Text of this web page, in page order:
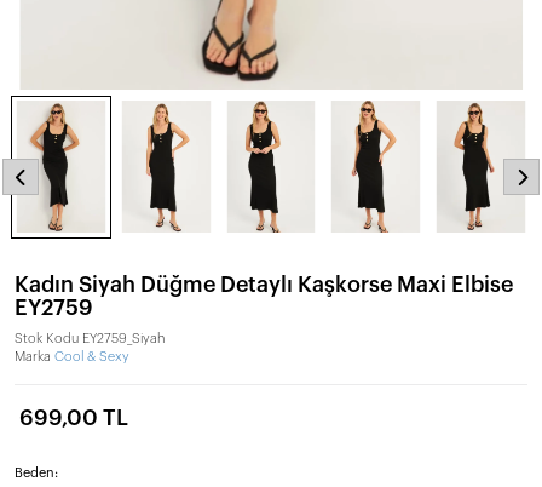
Kadın Siyah Düğme Detaylı Kaşkorse Maxi Elbise
EY2759
Stok Kodu EY2759_Siyah
Marka Cool & Sexy
699,00 TL
Beden: